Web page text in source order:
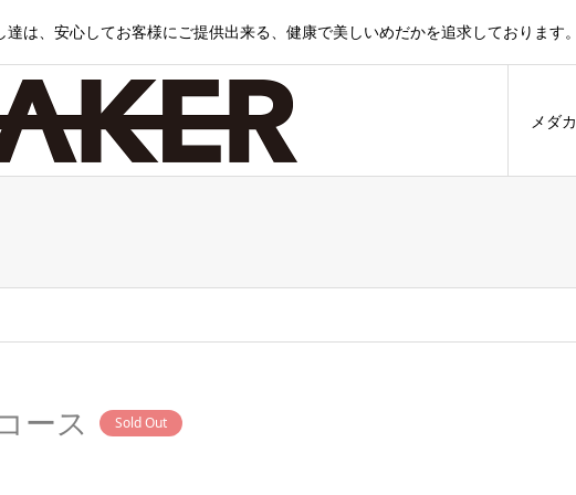
は、安心してお客様にご提供出来る、健康で美しいめだかを追求しております。
メダカ
ース Sold Out